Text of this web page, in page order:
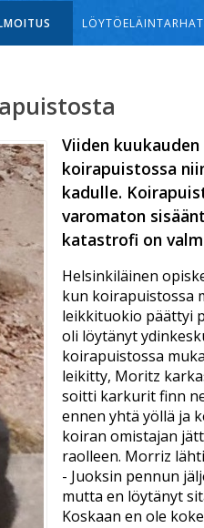
LÖYTÖELÄINTARHAT
Viiden
koirapuistossa
kadulle.
varomaton
katastrofi on
Helsinkiläinen
kun koirapuistossa
leikkituokio päättyi
oli löytänyt
koirapuistossa
leikitty, Moritz
soitti karkurit finn
ennen yhtä yöllä ja
koiran omistajan
raolleen. Morriz
- Juoksin pennun
mutta en löytänyt
Koskaan en ole